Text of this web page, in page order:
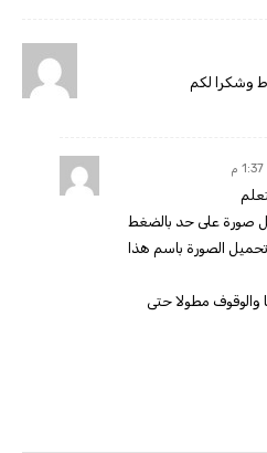
وشكرا لكم
صورة على حد بالضغط
تحميل الصورة باسم هذا
والوقوف مطولا حتى